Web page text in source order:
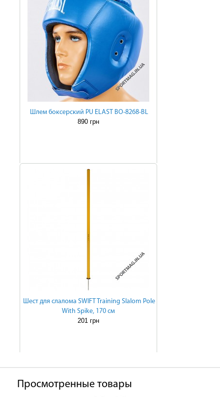
Шлем боксерский PU ELAST BO-8268-BL
890 грн
Шест для слалома SWIFT Training Slalom Pole
With Spike, 170 см
201 грн
Просмотренные товары